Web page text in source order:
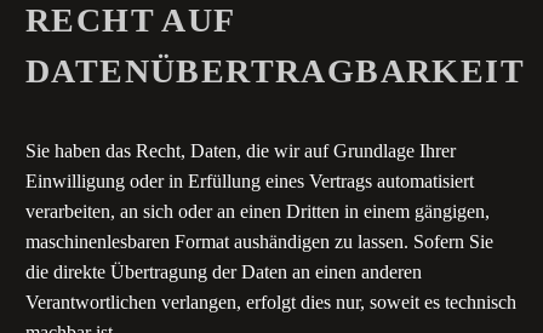
RECHT AUF
DATENÜBERTRAGBARKEIT
Sie haben das Recht, Daten, die wir auf Grundlage Ihrer
Einwilligung oder in Erfüllung eines Vertrags automatisiert
verarbeiten, an sich oder an einen Dritten in einem gängigen,
maschinenlesbaren Format aushändigen zu lassen. Sofern Sie
die direkte Übertragung der Daten an einen anderen
Verantwortlichen verlangen, erfolgt dies nur, soweit es technisch